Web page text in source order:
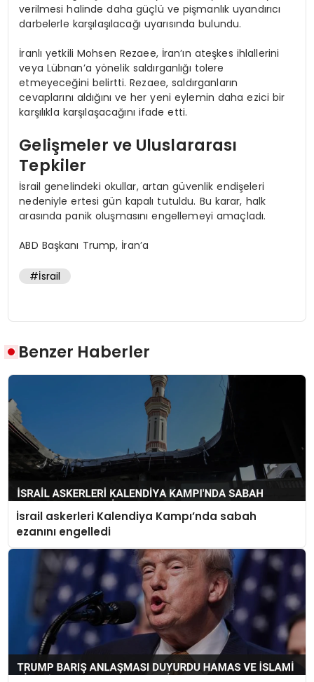
verilmesi halinde daha güçlü ve pişmanlık uyandırıcı
darbelerle karşılaşılacağı uyarısında bulundu.
İranlı yetkili Mohsen Rezaee, İran’ın ateşkes ihlallerini
veya Lübnan’a yönelik saldırganlığı tolere
etmeyeceğini belirtti. Rezaee, saldırganların
cevaplarını aldığını ve her yeni eylemin daha ezici bir
karşılıkla karşılaşacağını ifade etti.
Gelişmeler ve Uluslararası
Tepkiler
İsrail genelindeki okullar, artan güvenlik endişeleri
nedeniyle ertesi gün kapalı tutuldu. Bu karar, halk
arasında panik oluşmasını engellemeyi amaçladı.
ABD Başkanı Trump, İran’a
#İsrail
Benzer Haberler
İsrail askerleri Kalendiya Kampı’nda sabah
ezanını engelledi